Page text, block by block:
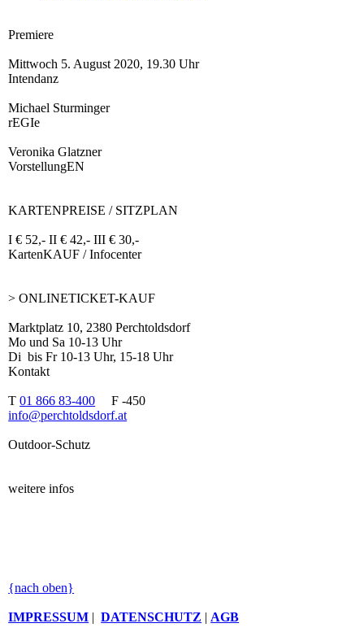
Premiere
Mittwoch 5. August 2020, 19.30 Uhr
Intendanz
Michael Sturminger
rEGIe
Veronika Glatzner
VorstellungEN
KARTENPREISE / SITZPLAN
I € 52,- II € 42,- III € 30,-
KartenKAUF / Infocenter
> ONLINETICKET-KAUF
Marktplatz 10, 2380 Perchtoldsdorf
Mo und Sa 10-13 Uhr
Di bis Fr 10-13 Uhr, 15-18 Uhr
Kontakt
T01 866 83-400 F -450
info@perchtoldsdorf.at
Outdoor-Schutz
weitere infos
{nach oben}
IMPRESSUM |DATENSCHUTZ | AGB